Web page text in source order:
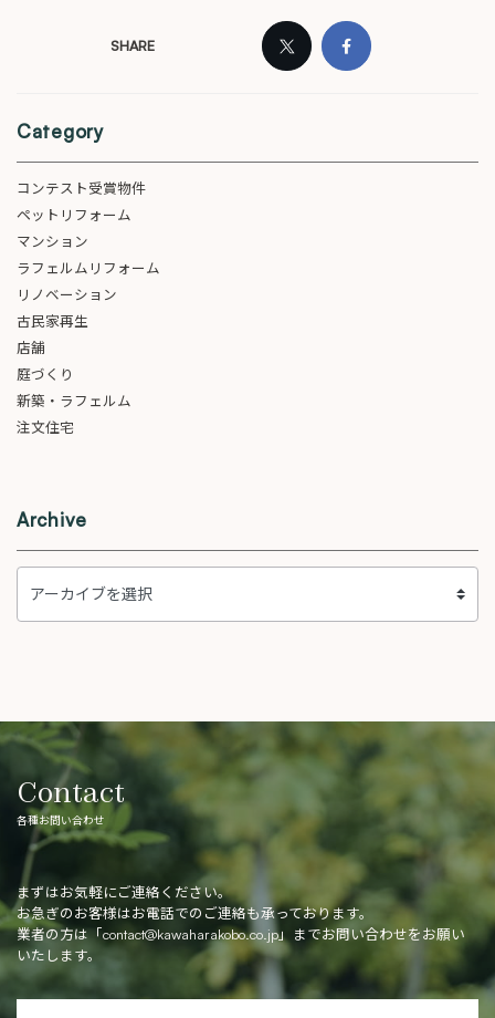
SHARE
Category
コンテスト受賞物件
ペットリフォーム
マンション
ラフェルムリフォーム
リノベーション
古民家再生
店舗
庭づくり
新築・ラフェルム
注文住宅
Archive
Contact
各種お問い合わせ
まずはお気軽にご連絡ください。
お急ぎのお客様はお電話でのご連絡も承っております。
業者の方は「contact@kawaharakobo.co.jp」までお問い合わせをお願い
いたします。